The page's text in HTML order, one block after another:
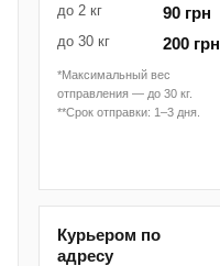
до 2 кг 90 грн
до 30 кг 200 грн
*Максимальный вес
отправления — до 30 кг.
**Срок отправки: 1–3 дня.
Курьером по
адресу